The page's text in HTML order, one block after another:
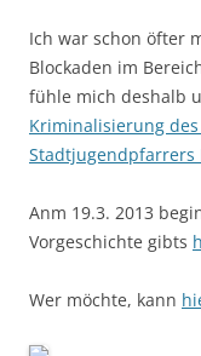
Ich war schon öfter
Blockaden im
fühle mich deshalb
Kriminalisierung
Stadtjugendpfarrers
Anm 19.3. 2013
Vorgeschichte gibts
Wer möchte, kann